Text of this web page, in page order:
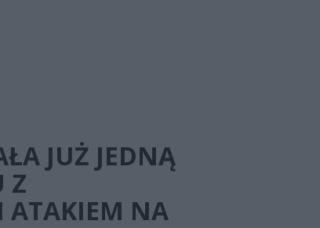
JUŻ JEDNĄ
Z
ATAKIEM NA